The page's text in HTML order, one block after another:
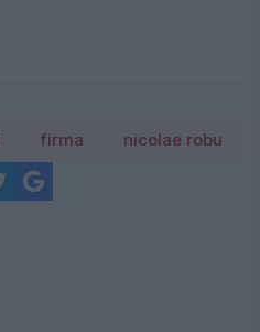
firma nicolae robu